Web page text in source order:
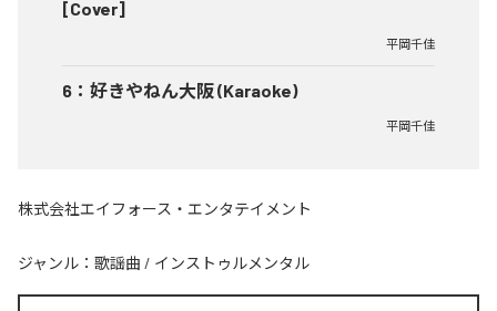
[Cover]
平岡千佳
6 ： 好きやねん大阪 (Karaoke)
平岡千佳
株式会社エイフォース・エンタテイメント
ジャンル： 歌謡曲 / インストゥルメンタル